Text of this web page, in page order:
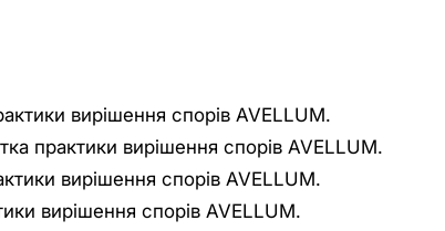
вирішення спорів AVELLUM.
практики вирішення спорів AVELLUM.
вирішення спорів AVELLUM.
вирішення спорів AVELLUM.